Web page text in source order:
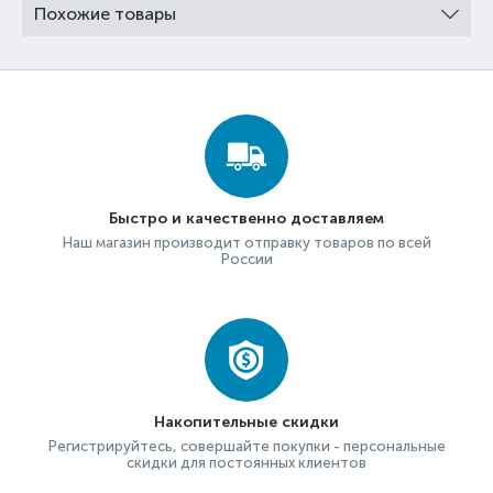
Похожие товары
Быстро и качественно доставляем
Наш магазин производит отправку товаров по всей
России
Накопительные скидки
Регистрируйтесь, совершайте покупки - персональные
скидки для постоянных клиентов